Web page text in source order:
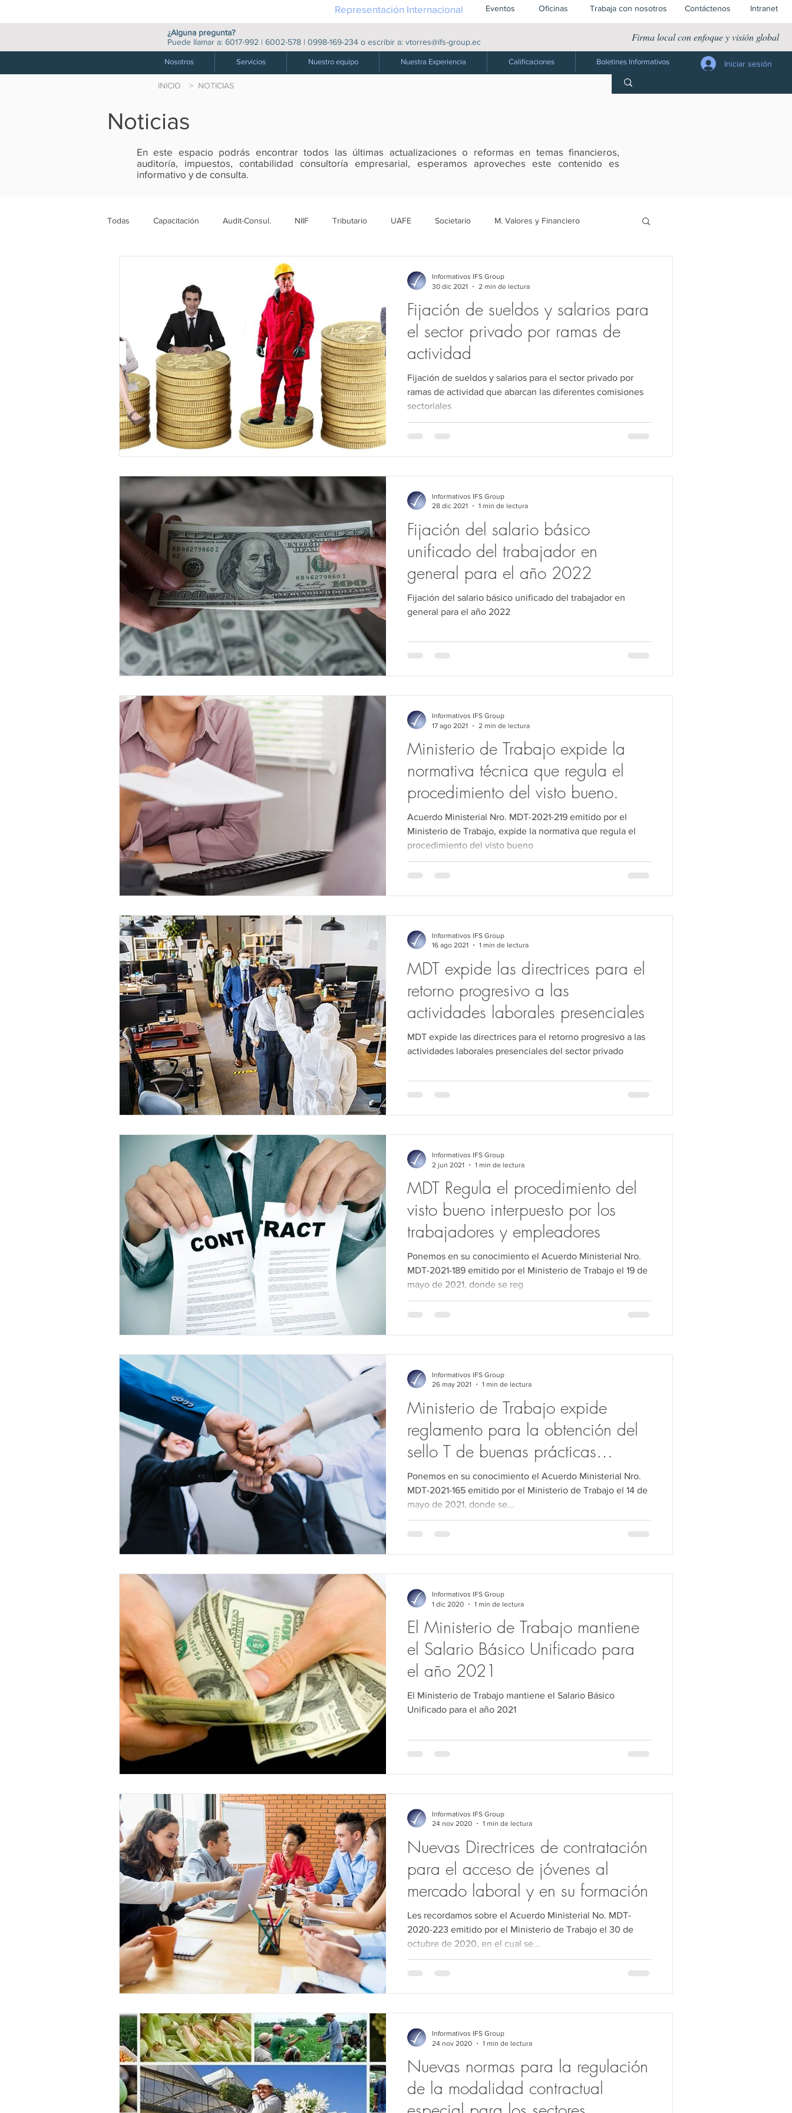
Nosotros Servicios Nuestro equipo Nuestra Experiencia Calificaciones Boletines Informativos
¿Alguna pregunta?
Puede llamar a: 6017-992 | 6002-578 | 0998-169-234 o escribir a: vtorres@ifs-group.ec
Iniciar sesión
Eventos
Representación Internacional Oficinas Trabaja con nosotros Contáctenos Intranet
Firma local con enfoque y visión global
INICIO > NOTICIAS
Noticias
En este espacio podrás encontrar todos las últimas actualizaciones o reformas en temas financieros,
auditoría, impuestos, contabilidad consultoría empresarial, esperamos aproveches este contenido es
informativo y de consulta.
Todas Capacitación Audit-Consul. NIIF Tributario UAFE Societario M. Valores y Financiero
Comercio exterior
Energía Eléctrica Derecho Público Auditoría Sociedades Precios de Transferencia
Fijación de sueldos y salarios para
el sector privado por ramas de
actividad
Fijación de sueldos y salarios para el sector privado por
ramas de actividad que abarcan las diferentes comisiones
sectoriales
Informativos IFS Group
30 dic 2021
2 min de lectura
Fijación del salario básico
unificado del trabajador en
general para el año 2022
Fijación del salario básico unificado del trabajador en
general para el año 2022
Informativos IFS Group
28 dic 2021
1 min de lectura
Ministerio de Trabajo expide la
normativa técnica que regula el
procedimiento del visto bueno.
Acuerdo Ministerial Nro. MDT-2021-219 emitido por el
Ministerio de Trabajo, expide la normativa que regula el
procedimiento del visto bueno
Informativos IFS Group
17 ago 2021
2 min de lectura
MDT expide las directrices para el
retorno progresivo a las
actividades laborales presenciales
MDT expide las directrices para el retorno progresivo a las
actividades laborales presenciales del sector privado
Informativos IFS Group
16 ago 2021
1 min de lectura
MDT Regula el procedimiento del
visto bueno interpuesto por los
trabajadores y empleadores
Ponemos en su conocimiento el Acuerdo Ministerial Nro.
MDT-2021-189 emitido por el Ministerio de Trabajo el 19 de
mayo de 2021, donde se reg
Informativos IFS Group
2 jun 2021
1 min de lectura
Ministerio de Trabajo expide
reglamento para la obtención del
sello T de buenas prácticas
laborales
Ponemos en su conocimiento el Acuerdo Ministerial Nro.
MDT-2021-165 emitido por el Ministerio de Trabajo el 14 de
mayo de 2021, donde se...
Informativos IFS Group
26 may 2021
1 min de lectura
El Ministerio de Trabajo mantiene
el Salario Básico Unificado para
el año 2021
El Ministerio de Trabajo mantiene el Salario Básico
Unificado para el año 2021
Informativos IFS Group
1 dic 2020
1 min de lectura
Nuevas Directrices de contratación
para el acceso de jóvenes al
mercado laboral y en su formación
Les recordamos sobre el Acuerdo Ministerial No. MDT-
2020-223 emitido por el Ministerio de Trabajo el 30 de
octubre de 2020, en el cual se...
Informativos IFS Group
24 nov 2020
1 min de lectura
Nuevas normas para la regulación
de la modalidad contractual
Informativos IFS Group
24 nov 2020
1 min de lectura